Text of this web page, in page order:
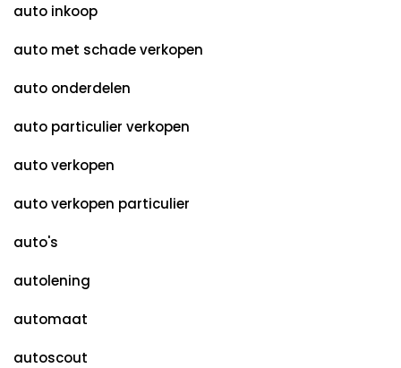
auto inkoop
auto met schade verkopen
auto onderdelen
auto particulier verkopen
auto verkopen
auto verkopen particulier
auto's
autolening
automaat
autoscout